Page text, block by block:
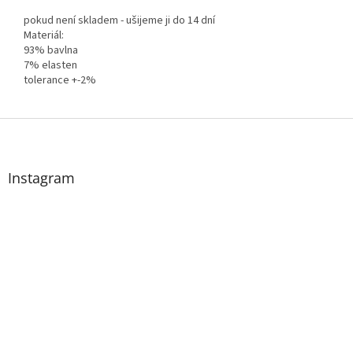
pokud není skladem - ušijeme ji do 14 dní
Materiál:
93% bavlna
7% elasten
tolerance +-2%
Z
Instagram